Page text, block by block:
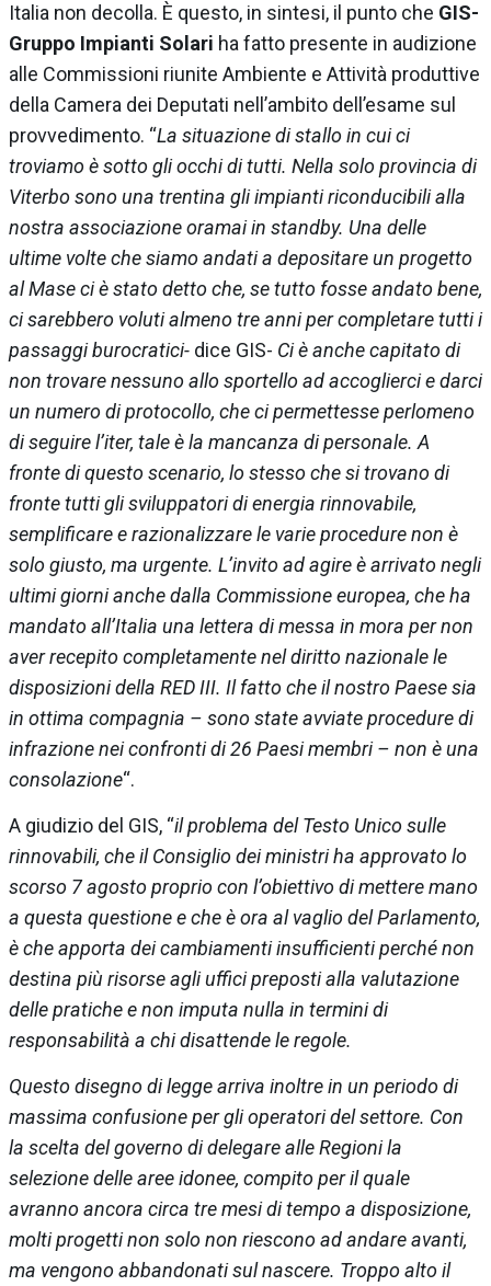
Italia non decolla. È questo, in sintesi, il punto che GIS-
Gruppo Impianti Solari ha fatto presente in audizione
alle Commissioni riunite Ambiente e Attività produttive
della Camera dei Deputati nell’ambito dell’esame sul
provvedimento. “La situazione di stallo in cui ci
troviamo è sotto gli occhi di tutti. Nella solo provincia di
Viterbo sono una trentina gli impianti riconducibili alla
nostra associazione oramai in standby. Una delle
ultime volte che siamo andati a depositare un progetto
al Mase ci è stato detto che, se tutto fosse andato bene,
ci sarebbero voluti almeno tre anni per completare tutti i
passaggi burocratici- dice GIS- Ci è anche capitato di
non trovare nessuno allo sportello ad accoglierci e darci
un numero di protocollo, che ci permettesse perlomeno
di seguire l’iter, tale è la mancanza di personale. A
fronte di questo scenario, lo stesso che si trovano di
fronte tutti gli sviluppatori di energia rinnovabile,
semplificare e razionalizzare le varie procedure non è
solo giusto, ma urgente. L’invito ad agire è arrivato negli
ultimi giorni anche dalla Commissione europea, che ha
mandato all’Italia una lettera di messa in mora per non
aver recepito completamente nel diritto nazionale le
disposizioni della RED III. Il fatto che il nostro Paese sia
in ottima compagnia – sono state avviate procedure di
infrazione nei confronti di 26 Paesi membri – non è una
consolazione“.
A giudizio del GIS, “il problema del Testo Unico sulle
rinnovabili, che il Consiglio dei ministri ha approvato lo
scorso 7 agosto proprio con l’obiettivo di mettere mano
a questa questione e che è ora al vaglio del Parlamento,
è che apporta dei cambiamenti insufficienti perché non
destina più risorse agli uffici preposti alla valutazione
delle pratiche e non imputa nulla in termini di
responsabilità a chi disattende le regole.
Questo disegno di legge arriva inoltre in un periodo di
massima confusione per gli operatori del settore. Con
la scelta del governo di delegare alle Regioni la
selezione delle aree idonee, compito per il quale
avranno ancora circa tre mesi di tempo a disposizione,
molti progetti non solo non riescono ad andare avanti,
ma vengono abbandonati sul nascere. Troppo alto il